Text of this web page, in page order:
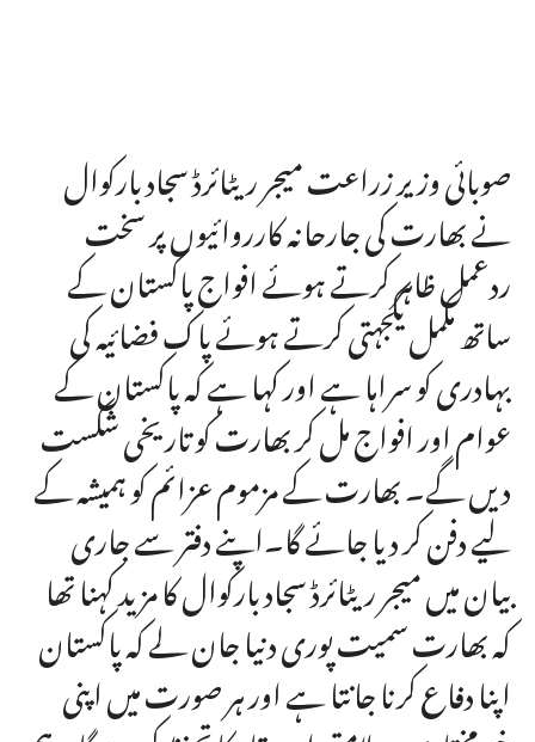
صوبائی وزیر زراعت میجر ریٹائرڈ سجاد بارکوال
نے بھارت کی جارحانہ کارروائیوں پر سخت
ردعمل ظاہر کرتے ہوئے افواج پاکستان کے
ساتھ مکمل یکجہتی کرتے ہوئے پاک فضائیہ کی
بہادری کو سراہا ہے اور کہا ہے کہ پاکستان کے
عوام اور افواج مل کر بھارت کو تاریخی شکست
دیں گے۔ بھارت کے مزموم عزائم کو ہمیشہ کے
لیے دفن کر دیا جائے گا۔اپنے دفتر سے جاری
بیان میں میجر ریٹائرڈ سجاد بارکوال کا مزید کہنا تھا
کہ بھارت سمیت پوری دنیا جان لے کہ پاکستان
اپنا دفاع کرنا جانتا ہے اور ہر صورت میں اپنی